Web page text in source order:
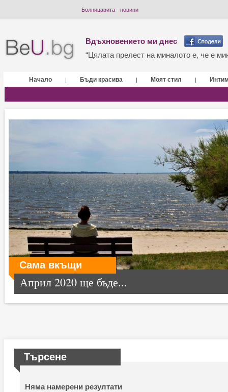
Болницавита - новини
Вдъхновението ми днес
“Цялата прелест на миналото е, че е
Начало | Бъди красива | Моят стил |
Сама вкъщи
Април 2020 ще бъде...
Търсене
Няма намерени резултати